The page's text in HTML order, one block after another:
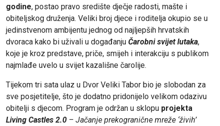
godine, postao pravo središte dječje radosti, mašte i
obiteljskog druženja. Veliki broj djece i roditelja okupio se u
jedinstvenom ambijentu jednog od najljepših hrvatskih
dvoraca kako bi uživali u događanju Čarobni svijet lutaka,
koje je kroz predstave, priče, smijeh i interakciju s publikom
najmlađe uvelo u svijet kazališne čarolije.
Tijekom tri sata ulaz u Dvor Veliki Tabor bio je slobodan za
sve posjetitelje, što je dodatno pridonijelo velikom odazivu
obitelji s djecom. Program je održan u sklopu projekta
Living Castles 2.0 – Jačanje prekogranične mreže ‘živih’